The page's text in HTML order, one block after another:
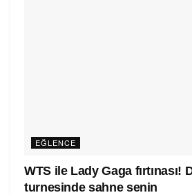
EĞLENCE
WTS ile Lady Gaga fırtınası!
turnesinde sahne senin